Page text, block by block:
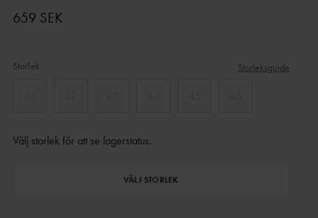
659 SEK
Storlek Storleksguide
Välj storlek för att se lagerstatus.
VÄLJ STORLEK